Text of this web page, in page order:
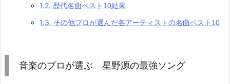
1.2. 歴代名曲ベスト10結果
1.3. その他プロが選んだ各アーティストの名曲ベスト10
音楽のプロが選ぶ 星野源の最強ソング